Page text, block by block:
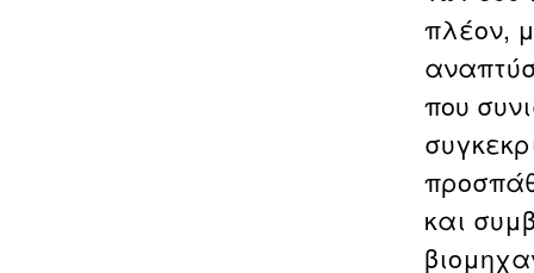
πλέον,
που
και